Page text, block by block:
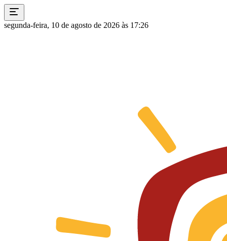
segunda-feira, 10 de agosto de 2026 às 17:26